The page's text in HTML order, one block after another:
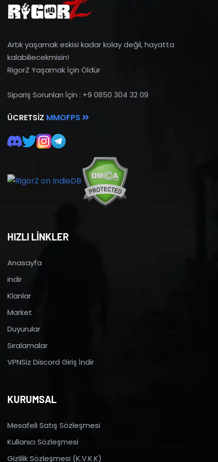
Artık yaşamak eskisi kadar kolay değil, hayatta
kalabiliecekmisin!
RigorZ Yaşamak İçin Öldür
Sipariş Sorunları İçin : +9 0850 304 32 09
ÜCRETSIZ MMOFPS
HIZLI LİNKLER
Anasayfa
indir
Klanlar
Market
Duyurular
Sıralamalar
VPNSiz Discord Giriş İndir
KURUMSAL
Mesafeli Satış Sözleşmesi
Kullanıcı Sözleşmesi
Gizlilik Sözleşmesi (K.V.K.K)